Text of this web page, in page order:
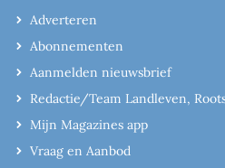
Adverteren
Abonnementen
Aanmelden nieuwsbrief
Redactie/Team Landleven,
Mijn Magazines app
Vraag en Aanbod